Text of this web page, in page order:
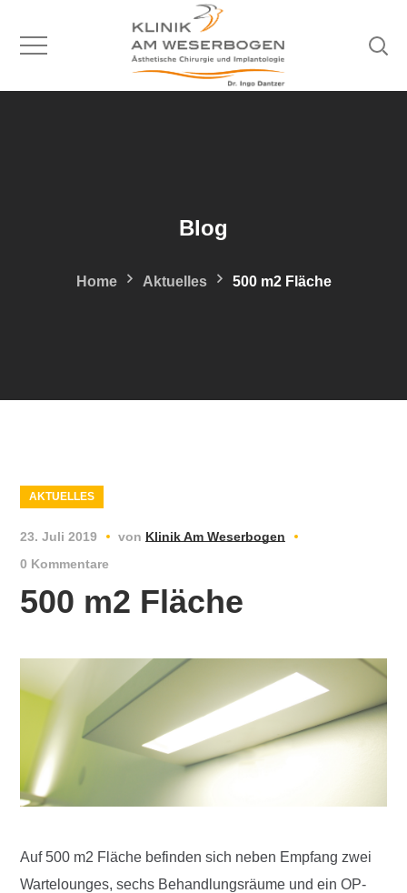
Blog
Home Aktuelles 500 m2 Fläche
AKTUELLES
23. Juli 2019 von Klinik Am Weserbogen
0 Kommentare
500 m2 Fläche
Auf 500 m2 Fläche befinden sich neben Empfang zwei
Wartelounges, sechs Behandlungsräume und ein OP-